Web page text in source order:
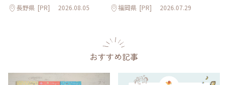
長野県 [PR] 2026.08.05 福岡県 [PR] 2026.07.29
おすすめ記事